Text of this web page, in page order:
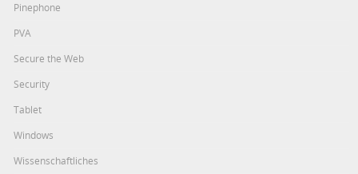
Pinephone
PVA
Secure the Web
Security
Tablet
Windows
Wissenschaftliches